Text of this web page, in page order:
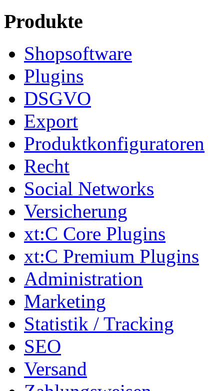
Produkte
Shopsoftware
Plugins
DSGVO
Export
Produktkonfiguratoren
Recht
Social Networks
Versicherung
xt:C Core Plugins
xt:C Premium Plugins
Administration
Marketing
Statistik / Tracking
SEO
Versand